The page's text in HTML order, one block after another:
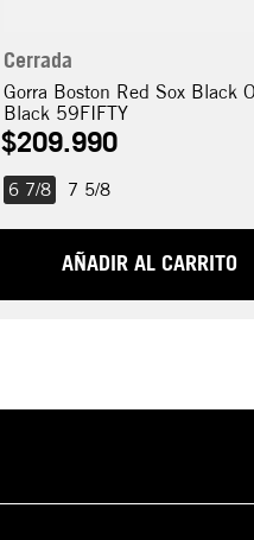
Cerrada
Gorra Boston Red Sox Black
Black 59FIFTY
$209.990
6 7/8 7 5/8
AÑADIR AL CARRITO